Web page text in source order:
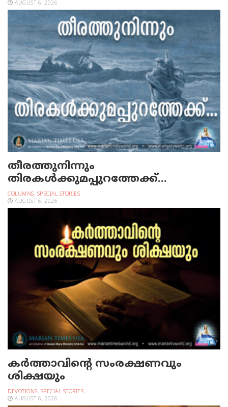
AUGUST 6, 2026
തീരത്തുനിന്നും
തിരകള്‍ക്കുമപ്പുറത്തേക്ക്…
COLUMNS, SPECIAL STORIES
AUGUST 6, 2026
കർത്താവിന്റെ സംരക്ഷണവും
ശിക്ഷയും
DEVOTIONS, SPECIAL STORIES
AUGUST 6, 2026